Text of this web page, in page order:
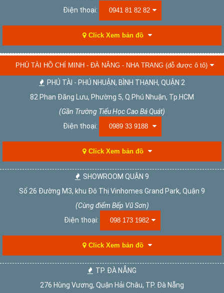
Điện thoại:
0941 81 82 82
Click Xem bản đồ
PHÚ TÀI HỒ CHÍ MINH - ĐÀ NẴNG - NHA TRANG (đỗ được ô tô)
PHÚ TÀI - PHÚ NHUẬN, BÌNH THẠNH, QUẬN 2
82 Phan Đăng Lưu, Phường 5, Q.Phú Nhuận, Tp.HCM
(Gần Trường Tiểu Học Cao Bá Quát)
Điện thoại:
0989 33 9188
Click Xem bản đồ
SHOWROOM QUẬN 9
Số 26 Đường M3, khu Đô Thị Vinhomes Grand Park, Quận 9
(Cùng điểm Bếp Vũ Sơn)
Điện thoại:
098 173 1982
Click Xem bản đồ
TP. ĐÀ NẴNG
276 Hùng Vương, Quận Hải Châu, TP. Đà Nẵng